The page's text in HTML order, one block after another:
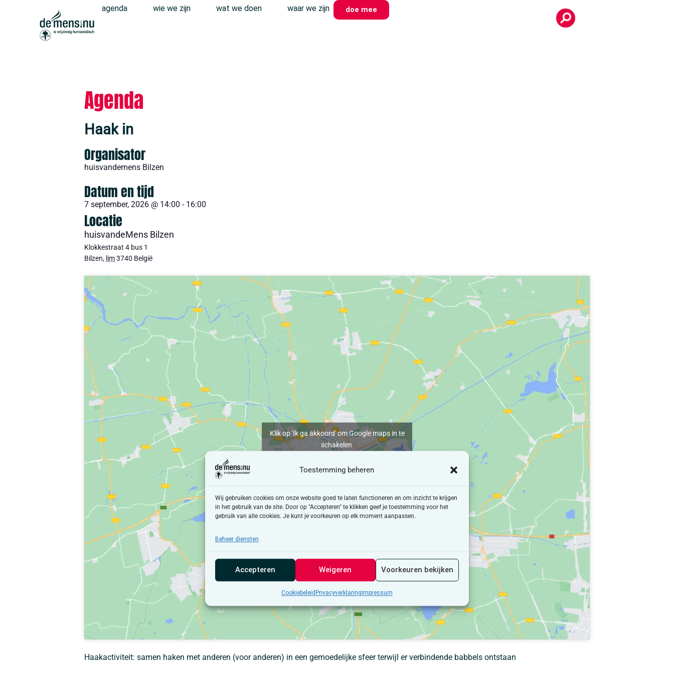
Toestemming beheren
Wij gebruiken cookies om onze website goed te laten functioneren en om inzicht te krijgen
in het gebruik van de site. Door op "Accepteren" te klikken geef je toestemming voor het
gebruik van alle cookies. Je kunt je voorkeuren op elk moment aanpassen.
Beheer diensten
Accepteren Weigeren Voorkeuren bekijken
Cookiebeleid Privacyverklaring Impressum
agenda wie we zijn wat we doen waar we zijn doe mee
Agenda
Haak in
Organisator
huisvandemens Bilzen
Datum en tijd
7 september, 2026 @ 14:00 - 16:00
Locatie
huisvandeMens Bilzen
Klokkestraat 4 bus 1
Bilzen, lim3740 België
Klik op 'Ik ga akkoord' om Google maps in te
schakelen
Ik ga akkoord
Haakactiviteit: samen haken met anderen (voor anderen) in een gemoedelijke sfeer terwijl er verbindende babbels ontstaan